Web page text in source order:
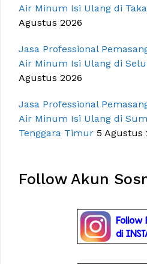
Air Minum Isi Ulang di
Agustus 2026
Jasa Professional
Air Minum Isi Ulang di
Agustus 2026
Jasa Professional
Air Minum Isi Ulang di
Tenggara Timur 5 Agustus
Follow Akun